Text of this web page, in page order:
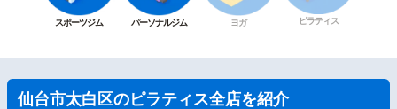
スポーツジム パーソナルジム ヨガ ピラティス
仙台市太白区のピラティス全店を紹介